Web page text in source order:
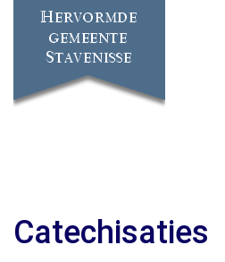
Catechisaties